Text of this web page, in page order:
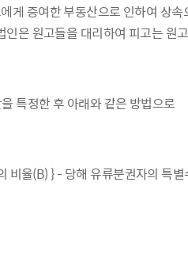
게 증여한 부동산으로 인하여 상속
은 원고들을 대리하여 피고는 원
특정한 후 아래와 같은 방법으로
비율(B) } - 당해 유류분권자의 특별